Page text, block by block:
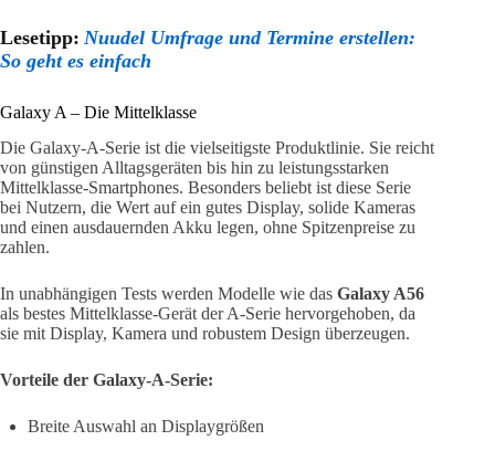
Lesetipp: Nuudel Umfrage und Termine erstellen:
So geht es einfach
Galaxy A – Die Mittelklasse
Die Galaxy-A-Serie ist die vielseitigste Produktlinie. Sie reicht
von günstigen Alltagsgeräten bis hin zu leistungsstarken
Mittelklasse-Smartphones. Besonders beliebt ist diese Serie
bei Nutzern, die Wert auf ein gutes Display, solide Kameras
und einen ausdauernden Akku legen, ohne Spitzenpreise zu
zahlen.
In unabhängigen Tests werden Modelle wie das Galaxy A56
als bestes Mittelklasse-Gerät der A-Serie hervorgehoben, da
sie mit Display, Kamera und robustem Design überzeugen.
Vorteile der Galaxy-A-Serie:
Breite Auswahl an Displaygrößen